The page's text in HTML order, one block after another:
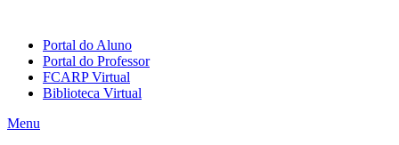
Portal do Aluno
Portal do Professor
FCARP Virtual
Biblioteca Virtual
Menu